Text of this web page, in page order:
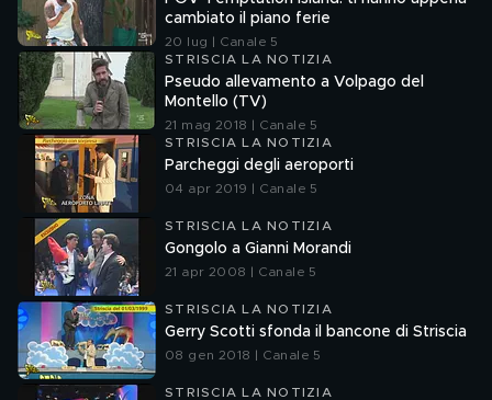
cambiato il piano ferie
20 lug | Canale 5
STRISCIA LA NOTIZIA
Pseudo allevamento a Volpago del
Montello (TV)
21 mag 2018 | Canale 5
STRISCIA LA NOTIZIA
Parcheggi degli aeroporti
04 apr 2019 | Canale 5
STRISCIA LA NOTIZIA
Gongolo a Gianni Morandi
21 apr 2008 | Canale 5
STRISCIA LA NOTIZIA
Gerry Scotti sfonda il bancone di Striscia
08 gen 2018 | Canale 5
STRISCIA LA NOTIZIA